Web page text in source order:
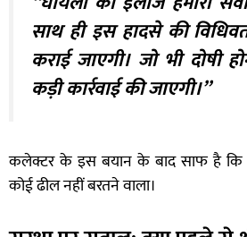
साथ ही इस हादसे की
कराई जाएगी। जो भी दोषी
कड़ी कार्रवाई की जाएगी।”
कलेक्टर के इस बयान के बाद साफ है कि
कोई ढील नहीं बरतने वाला।